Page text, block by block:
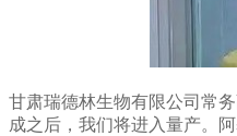
甘肃瑞德林生物有限公司常
成之后，我们将进入量产。